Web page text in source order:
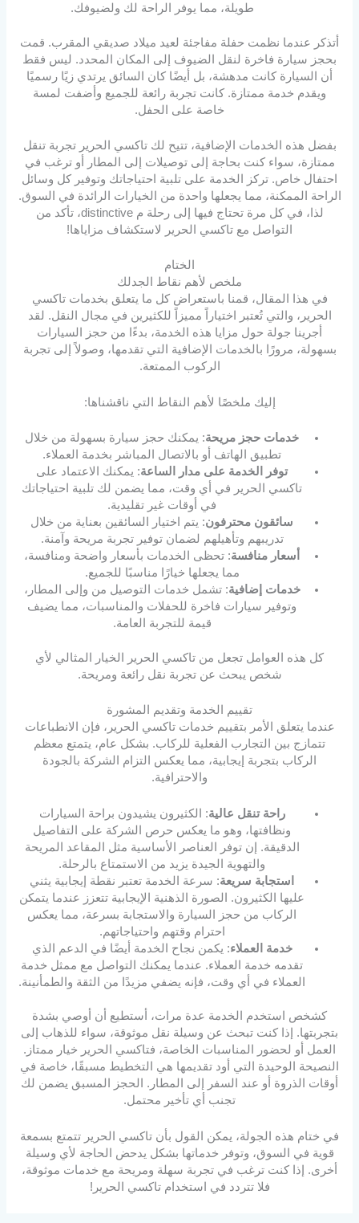
طويلة، مما يوفر الراحة لك ولضيوفك.
أتذكر عندما نظمت حفلة مفاجئة لعيد ميلاد صديقي المقرب. قمت
بحجز سيارة فاخرة لنقل الضيوف إلى المكان المحدد. ليس فقط
أن السيارة كانت مدهشة، بل أيضًا كان السائق يرتدي زيًا رسميًا
ويقدم خدمة ممتازة. كانت تجربة رائعة للجميع وأضفت لمسة
خاصة على الحفل.
بفضل هذه الخدمات الإضافية، تتيح لك تاكسي الحرير تجربة تنقل
ممتازة، سواء كنت بحاجة إلى توصيلات إلى المطار أو ترغب في
احتفال خاص. تركز الخدمة على تلبية احتياجاتك وتوفير كل وسائل
الراحة الممكنة، مما يجعلها واحدة من الخيارات الرائدة في السوق.
لذا، في كل مرة تحتاج فيها إلى رحلة م distinctive، تأكد من
التواصل مع تاكسي الحرير لاستكشاف مزاياها!
الختام
ملخص لأهم نقاط الجدلك
في هذا المقال، قمنا باستعراض كل ما يتعلق بخدمات تاكسي
الحرير، والتي تُعتبر اختياراً مميزاً للكثيرين في مجال النقل. لقد
أجرينا جولة حول مزايا هذه الخدمة، بدءًا من حجز السيارات
بسهولة، مرورًا بالخدمات الإضافية التي تقدمها، وصولاً إلى تجربة
الركوب الممتعة.
إليك ملخصًا لأهم النقاط التي ناقشناها:
خدمات حجز مريحة: يمكنك حجز سيارة بسهولة من خلال
تطبيق الهاتف أو بالاتصال المباشر بخدمة العملاء.
توفر الخدمة على مدار الساعة: يمكنك الاعتماد على
تاكسي الحرير في أي وقت، مما يضمن لك تلبية احتياجاتك
في أوقات غير تقليدية.
سائقون محترفون: يتم اختيار السائقين بعناية من خلال
تدريبهم وتأهيلهم لضمان توفير تجربة مريحة وآمنة.
أسعار منافسة: تحظى الخدمات بأسعار واضحة ومنافسة،
مما يجعلها خيارًا مناسبًا للجميع.
خدمات إضافية: تشمل خدمات التوصيل من وإلى المطار،
وتوفير سيارات فاخرة للحفلات والمناسبات، مما يضيف
قيمة للتجربة العامة.
كل هذه العوامل تجعل من تاكسي الحرير الخيار المثالي لأي
شخص يبحث عن تجربة نقل رائعة ومريحة.
تقييم الخدمة وتقديم المشورة
عندما يتعلق الأمر بتقييم خدمات تاكسي الحرير، فإن الانطباعات
تتمازج بين التجارب الفعلية للركاب. بشكل عام، يتمتع معظم
الركاب بتجربة إيجابية، مما يعكس التزام الشركة بالجودة
والاحترافية.
راحة تنقل عالية: الكثيرون يشيدون براحة السيارات
ونظافتها، وهو ما يعكس حرص الشركة على التفاصيل
الدقيقة. إن توفر العناصر الأساسية مثل المقاعد المريحة
والتهوية الجيدة يزيد من الاستمتاع بالرحلة.
استجابة سريعة: سرعة الخدمة تعتبر نقطة إيجابية يثني
عليها الكثيرون. الصورة الذهنية الإيجابية تتعزز عندما يتمكن
الركاب من حجز السيارة والاستجابة بسرعة، مما يعكس
احترام وقتهم واحتياجاتهم.
خدمة العملاء: يكمن نجاح الخدمة أيضًا في الدعم الذي
تقدمه خدمة العملاء. عندما يمكنك التواصل مع ممثل خدمة
العملاء في أي وقت، فإنه يضفي مزيدًا من الثقة والطمأنينة.
كشخص استخدم الخدمة عدة مرات، أستطيع أن أوصي بشدة
بتجربتها. إذا كنت تبحث عن وسيلة نقل موثوقة، سواء للذهاب إلى
العمل أو لحضور المناسبات الخاصة، فتاكسي الحرير خيار ممتاز.
النصيحة الوحيدة التي أود تقديمها هي التخطيط مسبقًا، خاصة في
أوقات الذروة أو عند السفر إلى المطار. الحجز المسبق يضمن لك
تجنب أي تأخير محتمل.
في ختام هذه الجولة، يمكن القول بأن تاكسي الحرير تتمتع بسمعة
قوية في السوق، وتوفر خدماتها بشكل يدحض الحاجة لأي وسيلة
أخرى. إذا كنت ترغب في تجربة سهلة ومريحة مع خدمات موثوقة،
فلا تتردد في استخدام تاكسي الحرير!